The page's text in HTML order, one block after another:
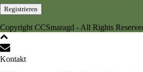
Copyright CCSmaragd - All Rights
Kontakt